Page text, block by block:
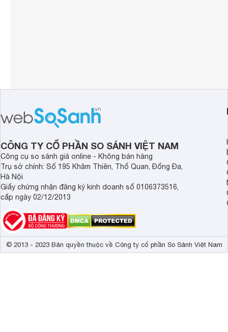
CÔNG TY CỔ PHẦN SO SÁNH VIỆT NAM
Công cụ so sánh giá online - Không bán hàng
Trụ sở chính: Số 195 Khâm Thiên, Thổ Quan, Đống Đa,
Hà Nội
Giấy chứng nhận đăng ký kinh doanh số 0106373516,
cấp ngày 02/12/2013
© 2013 - 2023 Bản quyền thuộc về Công ty cổ phần So Sánh Việt Nam